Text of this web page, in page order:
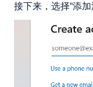
接下来，选择“添加